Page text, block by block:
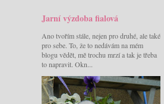
Jarní výzdoba fialová
Ano tvořím stále, nejen pro druhé, ale také
pro sebe. To, že to nedávám na mém
blogu vědět, mě trochu mrzí a tak je třeba
to napravit. Okn...